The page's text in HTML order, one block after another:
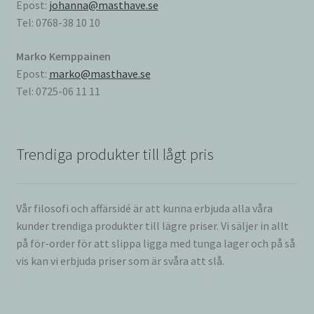
Epost: johanna@masthave.se
Tel: 0768-38 10 10
Marko Kemppainen
Epost: marko@masthave.se
Tel: 0725-06 11 11
Trendiga produkter till lågt pris
Vår filosofi och affärsidé är att kunna erbjuda alla våra
kunder trendiga produkter till lägre priser. Vi säljer in allt
på för-order för att slippa ligga med tunga lager och på så
vis kan vi erbjuda priser som är svåra att slå.